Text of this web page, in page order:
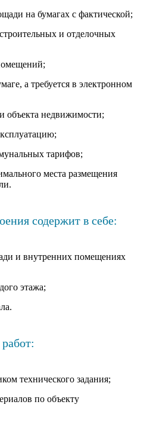
на бумагах с фактической;
и отделочных
а требуется в электронном
объекта недвижимости;
тарифов;
места размещения
содержит в себе:
и внутренних помещениях
этажа;
технического задания;
по объекту